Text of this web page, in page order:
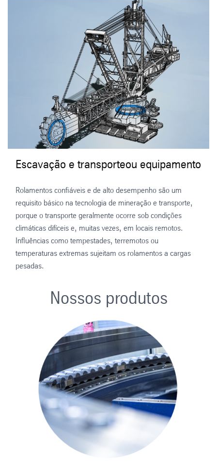
Escavação e transporteou equipamento
Rolamentos confiáveis e de alto desempenho são um
requisito básico na tecnologia de mineração e transporte,
porque o transporte geralmente ocorre sob condições
climáticas difíceis e, muitas vezes, em locais remotos.
Influências como tempestades, terremotos ou
temperaturas extremas sujeitam os rolamentos a cargas
pesadas.
Nossos produtos